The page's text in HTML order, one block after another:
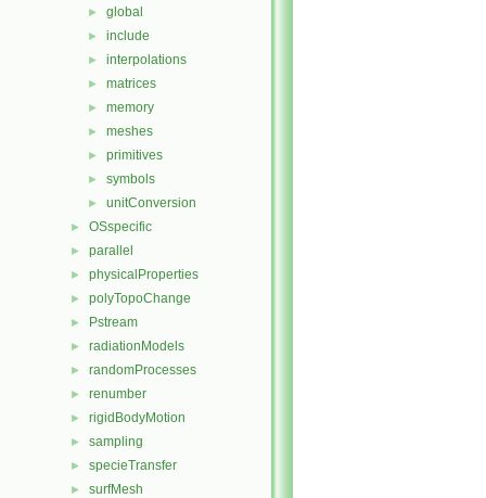
► global
► include
► interpolations
► matrices
► memory
► meshes
► primitives
► symbols
► unitConversion
► OSspecific
► parallel
► physicalProperties
► polyTopoChange
► Pstream
► radiationModels
► randomProcesses
► renumber
► rigidBodyMotion
► sampling
► specieTransfer
► surfMesh